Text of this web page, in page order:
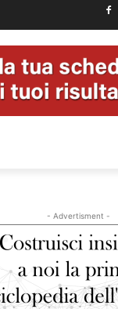
- Advertisment -